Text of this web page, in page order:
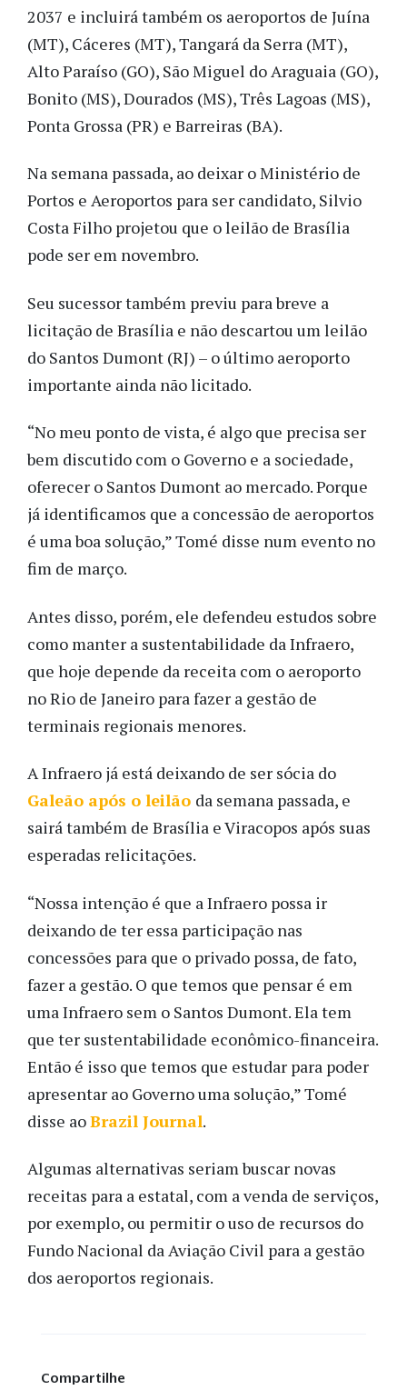
2037 e incluirá também os aeroportos de Juína
(MT), Cáceres (MT), Tangará da Serra (MT),
Alto Paraíso (GO), São Miguel do Araguaia (GO),
Bonito (MS), Dourados (MS), Três Lagoas (MS),
Ponta Grossa (PR) e Barreiras (BA).
Na semana passada, ao deixar o Ministério de
Portos e Aeroportos para ser candidato, Silvio
Costa Filho projetou que o leilão de Brasília
pode ser em novembro.
Seu sucessor também previu para breve a
licitação de Brasília e não descartou um leilão
do Santos Dumont (RJ) – o último aeroporto
importante ainda não licitado.
“No meu ponto de vista, é algo que precisa ser
bem discutido com o Governo e a sociedade,
oferecer o Santos Dumont ao mercado. Porque
já identificamos que a concessão de aeroportos
é uma boa solução,” Tomé disse num evento no
fim de março.
Antes disso, porém, ele defendeu estudos sobre
como manter a sustentabilidade da Infraero,
que hoje depende da receita com o aeroporto
no Rio de Janeiro para fazer a gestão de
terminais regionais menores.
A Infraero já está deixando de ser sócia do
Galeão após o leilão da semana passada, e
sairá também de Brasília e Viracopos após suas
esperadas relicitações.
“Nossa intenção é que a Infraero possa ir
deixando de ter essa participação nas
concessões para que o privado possa, de fato,
fazer a gestão. O que temos que pensar é em
uma Infraero sem o Santos Dumont. Ela tem
que ter sustentabilidade econômico-financeira.
Então é isso que temos que estudar para poder
apresentar ao Governo uma solução,” Tomé
disse aoBrazil Journal.
Algumas alternativas seriam buscar novas
receitas para a estatal, com a venda de serviços,
por exemplo, ou permitir o uso de recursos do
Fundo Nacional da Aviação Civil para a gestão
dos aeroportos regionais.
Compartilhe